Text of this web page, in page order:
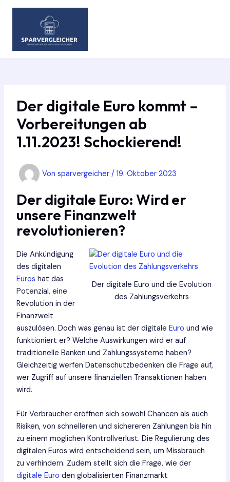
Zum
Der digitale Euro kommt –
Vorbereitungen ab
1.11.2023! Schockierend!
Von sparvergeicher / 19. Oktober 2023
Der digitale Euro: Wird er
unsere Finanzwelt
revolutionieren?
Der digitale Euro und die Evolution
des Zahlungsverkehrs
Die Ankündigung
des digitalen
Euros hat das
Potenzial, eine
Revolution in der
Finanzwelt
auszulösen. Doch was genau ist der digitale Euro und wie
funktioniert er? Welche Auswirkungen wird er auf
traditionelle Banken und Zahlungssysteme haben?
Gleichzeitig werfen Datenschutzbedenken die Frage auf,
wer Zugriff auf unsere finanziellen Transaktionen haben
wird.
Für Verbraucher eröffnen sich sowohl Chancen als auch
Risiken, von schnelleren und sichereren Zahlungen bis hin
zu einem möglichen Kontrollverlust. Die Regulierung des
digitalen Euros wird entscheidend sein, um Missbrauch
zu verhindern. Zudem stellt sich die Frage, wie der
digitale Euro den globalisierten Finanzmarkt